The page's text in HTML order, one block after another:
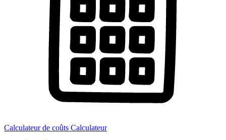
Calculateur de coûts Calculateur